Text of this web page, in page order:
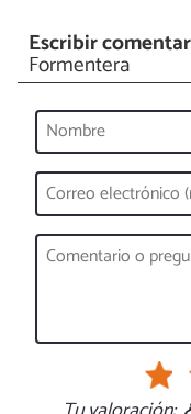
Escribir
Formentera